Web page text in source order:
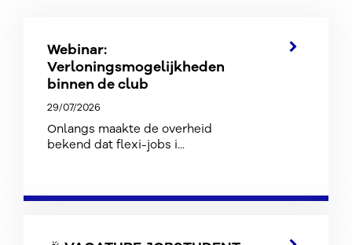
Webinar:
Verloningsmogelijkheden
binnen de club
29/07/2026
Onlangs maakte de overheid
bekend dat flexi-jobs i...